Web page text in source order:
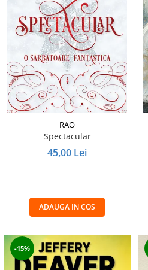
RAO
Spectacular
45,00 Lei
ADAUGA IN COS
-15%